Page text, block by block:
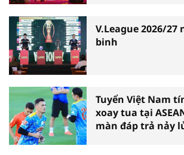
V.League 2026/
binh
Tuyển Việt Nam
xoay tua tại
màn đáp trả nảy